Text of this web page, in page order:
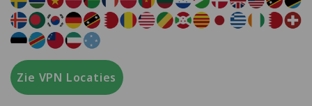
Zie VPN Locaties